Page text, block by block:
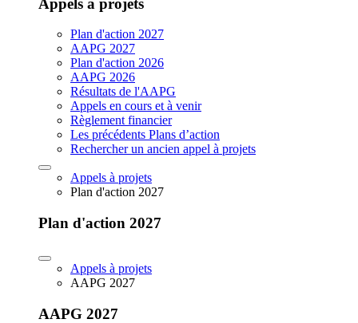
Plan d'action 2027
AAPG 2027
Plan d'action 2026
AAPG 2026
Résultats de l'AAPG
Appels en cours et à venir
Règlement financier
Les précédents Plans d’action
Rechercher un ancien appel à projets
Appels à projets
Plan d'action 2027
Plan d'action 2027
Appels à projets
AAPG 2027
AAPG 2027